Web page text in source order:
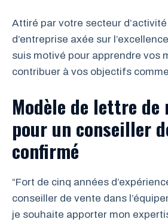
Attiré par votre secteur
d’entreprise axée sur
suis motivé pour apprendre vos
contribuer à vos objectifs
Modèle de lettre
pour un conseiller
confirmé
“Fort de cinq années
conseiller de vente dans
je souhaite apporter mon